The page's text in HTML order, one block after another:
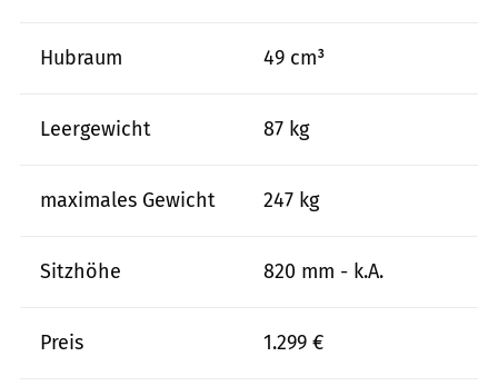
Hubraum 49 cm³
Leergewicht 87 kg
maximales Gewicht 247 kg
Sitzhöhe 820 mm - k.A.
Preis 1.299 €